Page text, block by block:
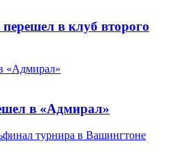
в клуб второго
«Адмирал»
в «Адмирал»
турнира в Вашингтоне